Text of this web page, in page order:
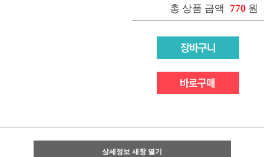
총 상품 금액 770 원
상세정보 새창 열기